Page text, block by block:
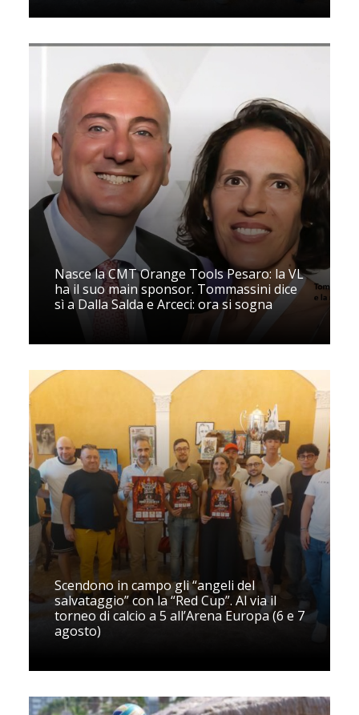
Nasce la CMT Orange Tools Pesaro: la VL
ha il suo main sponsor. Tommassini dice
sì a Dalla Salda e Arceci: ora si sogna
Scendono in campo gli “angeli del
salvataggio” con la “Red Cup”. Al via il
torneo di calcio a 5 all’Arena Europa (6 e 7
agosto)